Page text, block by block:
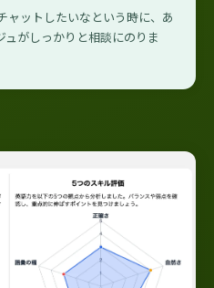
ャットしたいなという時に、あ
がしっかりと相談にのりま